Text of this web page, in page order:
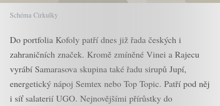
Schéma Cirkulky
Do portfolia Kofoly patří dnes již řada českých i
zahraničních značek. Kromě zmíněné Vinei a Rajecu
vyrábí Samarasova skupina také řadu sirupů Jupí,
energetický nápoj Semtex nebo Top Topic. Patří pod něj
i síť salaterií UGO. Nejnovějšími přírůstky do